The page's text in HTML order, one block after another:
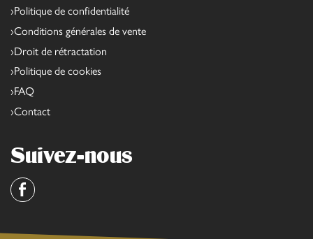
Politique de confidentialité
Conditions générales de vente
Droit de rétractation
Politique de cookies
FAQ
Contact
Suivez-nous
Facebook